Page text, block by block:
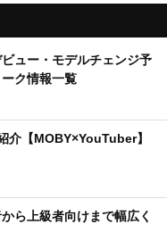
ビュー・モデルチェンジ予
ク情報一覧
介【MOBY×YouTuber】
ら上級者向けまで幅広く